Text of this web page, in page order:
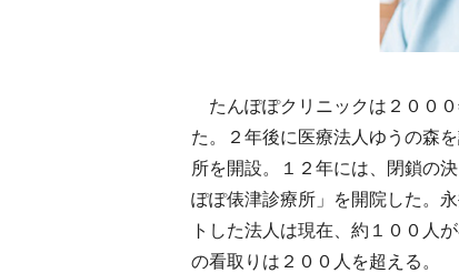
たんぽぽクリニックは２００
た。２年後に医療法人ゆうの森
所を開設。１２年には、閉鎖の
ぽぽ俵津診療所」を開院した。
トした法人は現在、約１００人
の看取りは２００人を超える。